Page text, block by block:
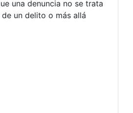
una denuncia no se trata
un delito o más allá